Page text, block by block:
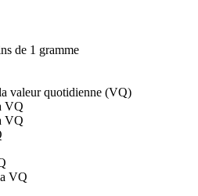
de 1 gramme
valeur quotidienne (VQ)
VQ
VQ
VQ